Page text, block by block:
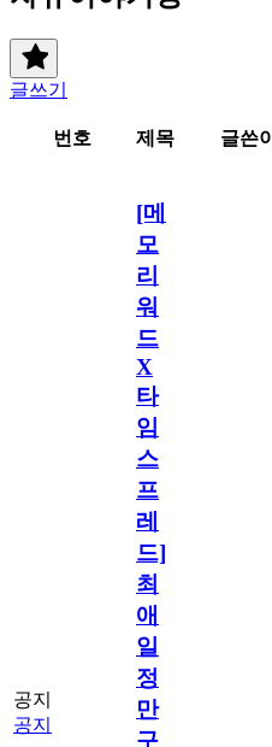
글쓰기
번호 제목 글쓴이
공지
공지
[메
모
리
워
드
X
타
임
스
프
레
드]
최
애
일
정
만
구